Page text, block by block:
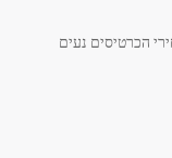
הכרטיסים נעים